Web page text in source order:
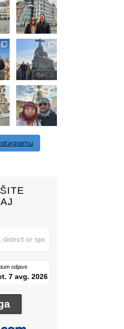
odjave
7 avg. 2026